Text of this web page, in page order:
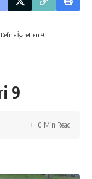
İşaretleri 9
9
0 Min Read